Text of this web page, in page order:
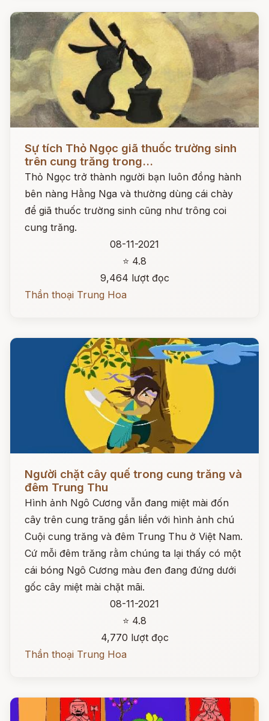
Sự tích Thỏ Ngọc giã thuốc trường sinh
trên cung trăng trong...
Thỏ Ngọc trở thành người bạn luôn đồng hành
bên nàng Hằng Nga và thường dùng cái chày
để giã thuốc trường sinh cũng như trông coi
cung trăng.
08-11-2021
⭐ 4.8
9,464 lượt đọc
Thần thoại Trung Hoa
Người chặt cây quế trong cung trăng và
đêm Trung Thu
Hình ảnh Ngô Cương vẫn đang miệt mài đốn
cây trên cung trăng gắn liền với hình ảnh chú
Cuội cung trăng và đêm Trung Thu ở Việt Nam.
Cứ mỗi đêm trăng rằm chúng ta lại thấy có một
cái bóng Ngô Cương màu đen đang đứng dưới
gốc cây miệt mài chặt mãi.
08-11-2021
⭐ 4.8
4,770 lượt đọc
Thần thoại Trung Hoa